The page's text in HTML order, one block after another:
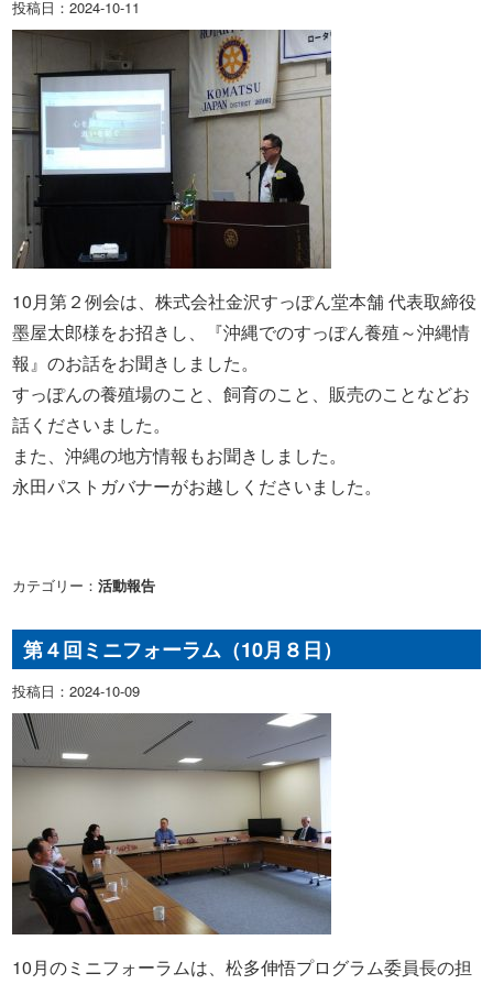
投稿日：2024-10-11
10月第２例会は、株式会社金沢すっぽん堂本舗 代表取締役
墨屋太郎様をお招きし、
『沖縄でのすっぽん養殖～沖縄情
報』のお話をお聞きしました。
すっぽんの養殖場のこと、飼育のこと、販売のことなどお
話くださいました。
また、沖縄の地方情報もお聞きしました。
永田パストガバナーがお越しくださいました。
カテゴリー：活動報告
第４回ミニフォーラム（10月８日）
投稿日：2024-10-09
10月のミニフォーラムは、松多伸悟プログラム委員長の担